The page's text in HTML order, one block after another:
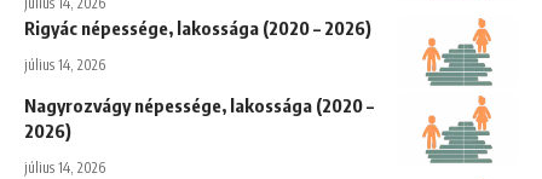
Rigyác népessége, lakossága (2020 – 2026)
július 14, 2026
Nagyrozvágy népessége, lakossága (2020 –
2026)
július 14, 2026